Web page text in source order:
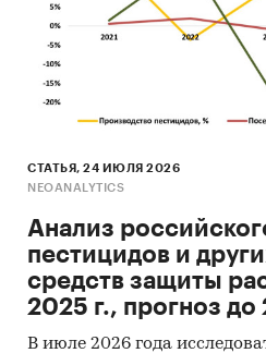
СТАТЬЯ, 24 ИЮЛЯ 2026
NEOANALYTICS
Анализ
пестицидов и
средств защиты
2025 г., прогноз до
В июле 2026 года